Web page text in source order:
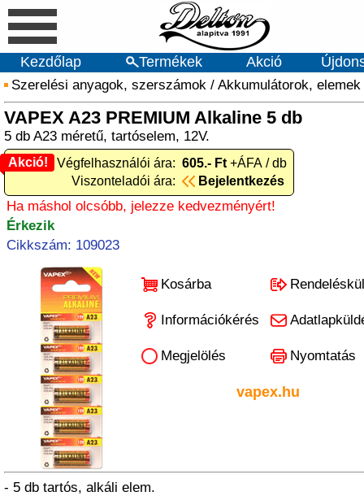
Kezdőlap Termékek Akció
Szerelési anyagok, szerszámok / Akkumulátorok, elemek
VAPEX A23 PREMIUM Alkaline 5 db
5 db A23 méretű, tartóselem, 12V.
Akció!
Akció! Végfelhasználói ára: 605.- Ft +ÁFA / db
Viszonteladói ára:
Bejelentkezés
Ha máshol olcsóbb, jelezze kedvezményért!
Érkezik
Cikkszám: 109023
Kosárba
Információkérés
Megjelölés Nyomtatás
vapex.hu
- 5 db tartós, alkáli elem.